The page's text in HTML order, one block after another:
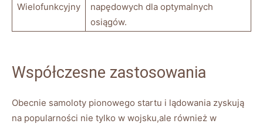
Wielofunkcyjny
napędowych dla optymalnych
osiągów.
Współczesne zastosowania
Obecnie samoloty pionowego startu i lądowania zyskują
⁣na​ popularności nie tylko ​w wojsku,ale ‌również w